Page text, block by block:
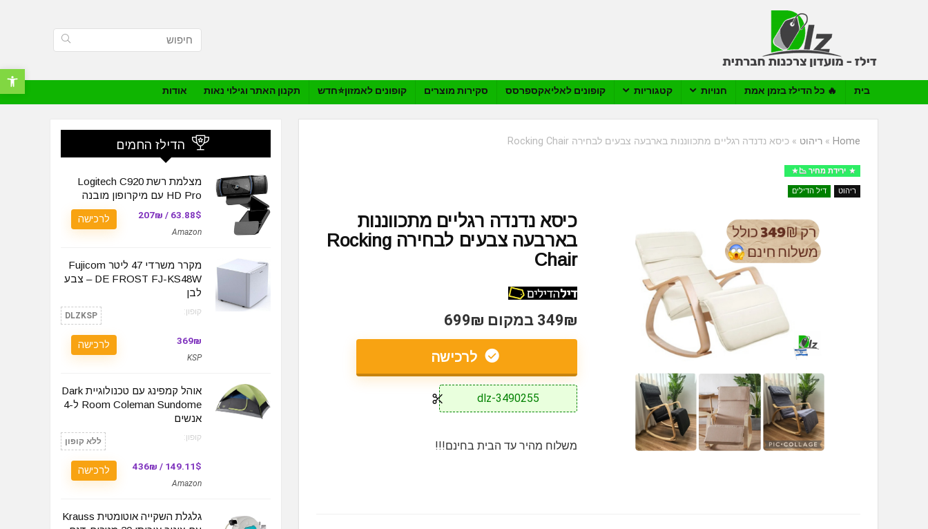
פתח
בית 🔥 כל הדילז בזמן אמת חנויות קטגוריות קופונים לאליאקספרסס סקירות מוצרים קופונים לאמזון⭐️חדש תקנון האתר וגילוי נאות אודות
Home
» ריהוט » כיסא נדנדה רגליים מתכווננות בארבעה צבעים לבחירה Rocking Chair
ירידת מחיר 📉
ריהוט דיל הדילים
כיסא נדנדה רגליים מתכווננות
בארבעה צבעים לבחירה Rocking
Chair
349₪ במקום 699₪
לרכישה
dlz-3490255
משלוח מהיר עד הבית בחינם!!!
הדילז החמים
מצלמת רשת Logitech C920
HD Pro עם מיקרופון מובנה
63.88$ / 207₪
Amazon
לרכישה
מקרר משרדי 47 ליטר Fujicom
DE FROST FJ-KS48W‏ – צבע
לבן
קופון: DLZKSP
369₪
KSP
לרכישה
אוהל קמפינג עם טכנולוגיית Dark
Room Coleman Sundome ל-4
אנשים
קופון: ללא קופון
149.11$ / 436₪
Amazon
לרכישה
גלגלת השקייה אוטומטית Krauss